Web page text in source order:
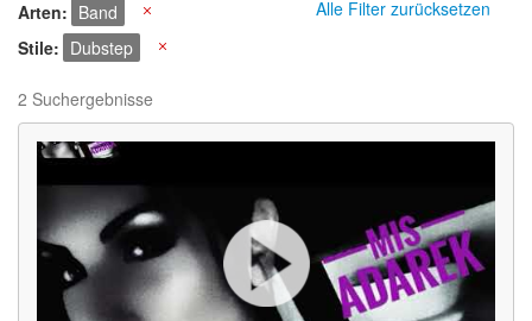
Alle Filter zurücksetzen
Arten Band
Stile
Dubstep
2 Suchergebnisse